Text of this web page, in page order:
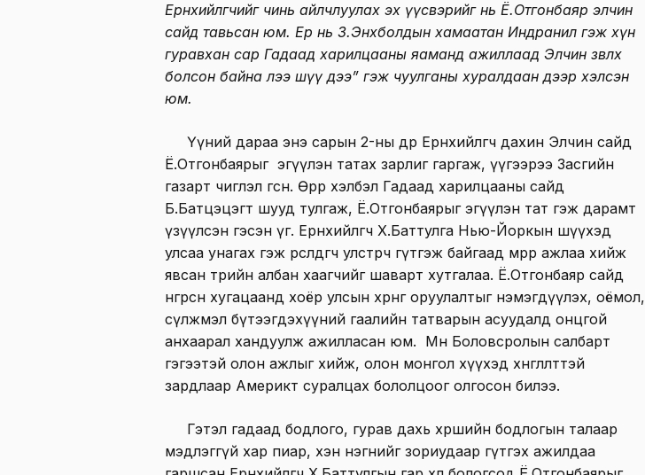
Ерөнхийлөгчийг чинь айлчлуулах эх үүсвэрийг нь Ё.Отгонбаяр элчин
сайд тавьсан юм. Ер нь З.Энхболдын хамаатан Индранил гэж хүн
гуравхан сар Гадаад харилцааны яаманд ажиллаад Элчин зөвлөх
болсон байна лээ шүү дээ” гэж чуулганы хуралдаан дээр хэлсэн
юм.
Үүний дараа энэ сарын 2-ны өдөр Ерөнхийлөгч дахин Элчин сайд
Ё.Отгонбаярыг эгүүлэн татах зарлиг гаргаж, үүгээрээ Засгийн
газарт чиглэл өгсөн. Өөрөөр хэлбэл Гадаад харилцааны сайд
Б.Батцэцэгт шууд тулгаж, Ё.Отгонбаярыг эгүүлэн тат гэж дарамт
үзүүлсэн гэсэн үг. Ерөнхийлөгч Х.Баттулга Нью-Йоркын шүүхэд
улсаа унагах гэж өрсөлдөгч улстөрчөө гүтгэж байгаад мөрөөрөө ажлаа хийж
явсан төрийн албан хаагчийг шаварт хутгалаа. Ё.Отгонбаяр сайд
өнгөрсөн хугацаанд хоёр улсын хөрөнгө оруулалтыг нэмэгдүүлэх, оёмол,
сүлжмэл бүтээгдэхүүний гаалийн татварын асуудалд онцгой
анхаарал хандуулж ажилласан юм. Мөн Боловсролын салбарт
гэгээтэй олон ажлыг хийж, олон монгол хүүхэд хөнгөлөлттэй
зардлаар Америкт суралцах бололцоог олгосон билээ.
Гэтэл гадаад бодлого, гурав дахь хөршийн бодлогын талаар
мэдлэггүй хар пиар, хэн нэгнийг зориудаар гүтгэх ажилдаа